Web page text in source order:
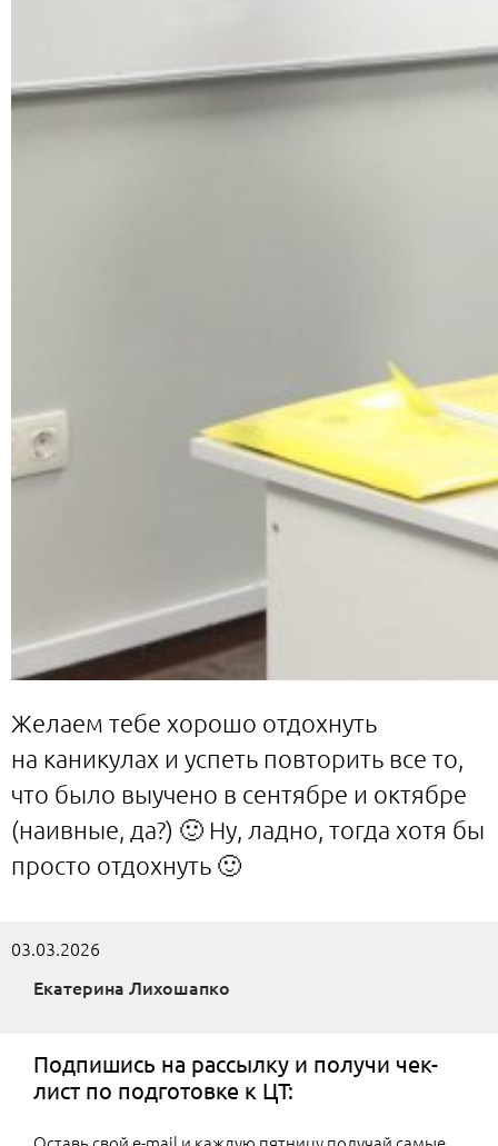
Желаем тебе хорошо отдохнуть
на каникулах и успеть повторить все то,
что было выучено в сентябре и октябре
(наивные, да?) 🙂 Ну, ладно, тогда хотя бы
просто отдохнуть 🙂
03.03.2026
Екатерина Лихошапко
Подпишись на рассылку и получи чек-
лист по подготовке к ЦТ: